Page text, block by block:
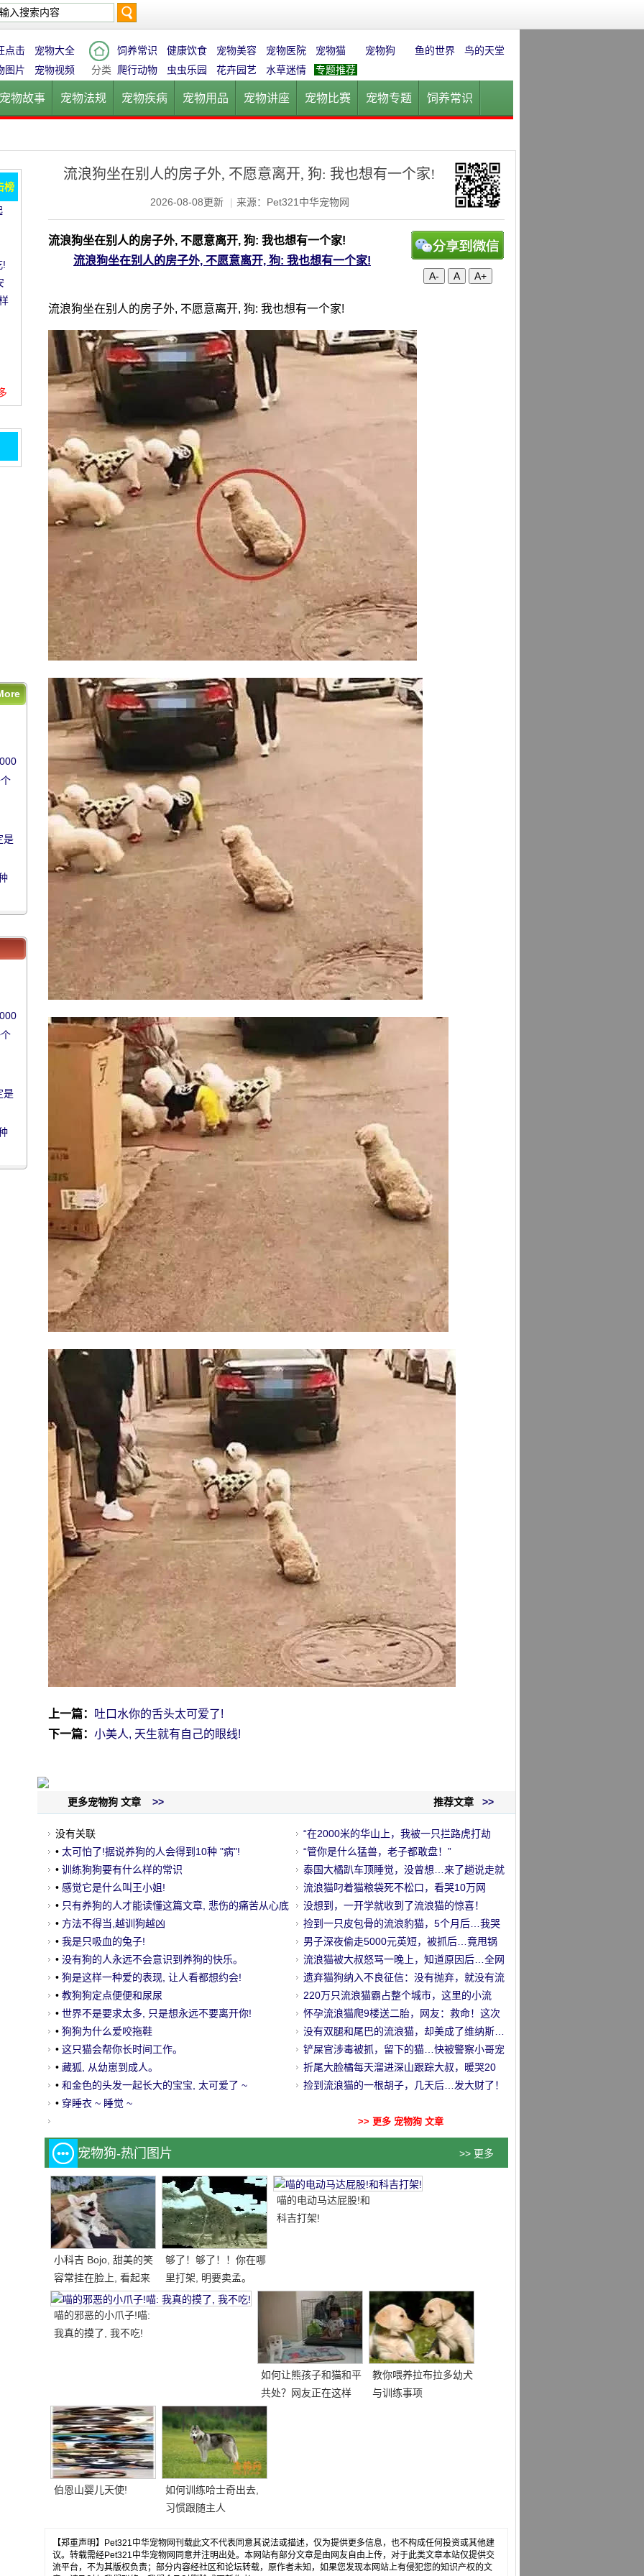
索
点击
宠物大全
图片
宠物视频 分类
饲养常识 健康饮食 宠物美容 宠物医院 宠物猫 宠物狗 鱼的世界
鸟的天堂
爬行动物
虫虫乐园 花卉园艺 水草迷情 专题推荐
宠物故事 宠物法规 宠物疾病 宠物用品 宠物讲座 宠物比赛 宠物专题 饲养常识
流浪狗坐在别人的房子外, 不愿意离开, 狗: 我也想有一个家!
2026-08-08更新 | 来源：Pet321中华宠物网
A- A A+
流浪狗坐在别人的房子外, 不愿意离开, 狗: 我也想有一个家!
流浪狗坐在别人的房子外, 不愿意离开, 狗: 我也想有一个家!
流浪狗坐在别人的房子外, 不愿意离开, 狗: 我也想有一个家!
上一篇：
吐口水你的舌头太可爱了!
下一篇： 小美人, 天生就有自己的眼线!
推荐文章 >>
更多宠物狗 文章 >>
“在2000米的华山上，我被一只拦路虎打劫
了…”
“管你是什么猛兽，老子都敢盘！”
泰国大橘趴车顶睡觉，没曾想…来了趟说走就
走的旅行哈哈哈！
流浪猫叼着猫粮袋死不松口，看哭10万网
友…
没想到，一开学就收到了流浪猫的惊喜！
捡到一只皮包骨的流浪豹猫，5个月后…我哭
了！！
男子深夜偷走5000元英短，被抓后…竟甩锅
给前女友！
流浪猫被大叔怒骂一晚上，知道原因后…全网
笑喷了！
遗弃猫狗纳入不良征信：没有抛弃，就没有流
浪！
220万只流浪猫霸占整个城市，这里的小流
浪…太幸福了！！
怀孕流浪猫爬9楼送二胎，网友：救命！这次
真养不起了…
没有双腿和尾巴的流浪猫，却美成了维纳斯…
铲屎官涉毒被抓，留下的猫…快被警察小哥宠
坏了！！
折尾大脸橘每天溜进深山跟踪大叔，暖哭20
万网友…
捡到流浪猫的一根胡子，几天后…发大财了！
没有关联
• 太可怕了!据说养狗的人会得到10种 "病"!
• 训练狗狗要有什么样的常识
• 感觉它是什么叫王小姐!
• 只有养狗的人才能读懂这篇文章, 悲伤的痛苦从心底
到
• 方法不得当,越训狗越凶
• 我是只吸血的兔子!
• 没有狗的人永远不会意识到养狗的快乐。
• 狗是这样一种爱的表现, 让人看都想约会!
• 教狗狗定点便便和尿尿
• 世界不是要求太多, 只是想永远不要离开你!
• 狗狗为什么爱咬拖鞋
• 这只猫会帮你长时间工作。
• 藏狐, 从幼崽到成人。
• 和金色的头发一起长大的宝宝, 太可爱了 ~
• 穿睡衣 ~ 睡觉 ~
>> 更多 宠物狗 文章
宠物狗-热门图片 >> 更多
小科吉 Bojo, 甜美的笑
容常挂在脸上, 看起来
每天都是超级快乐!爱
笑的小短腿, 太治愈!
够了！够了！！你在哪
里打架, 明要卖孟。
喵的电动马达屁股!和
科吉打架!
喵的邪恶的小爪子!喵:
我真的摸了, 我不吃!
如何让熊孩子和猫和平
共处？网友正在这样
送..。
教你喂养拉布拉多幼犬
与训练事项
伯恩山婴儿天使!
如何训练哈士奇出去,
习惯跟随主人
【郑重声明】Pet321中华宠物网刊载此文不代表同意其说法或描述，仅为提供更多信息，也不构成任何投资或其他建
议。转载需经Pet321中华宠物网同意并注明出处。本网站有部分文章是由网友自由上传，对于此类文章本站仅提供交
流平台，不为其版权负责；部分内容经社区和论坛转载，原作者未知，如果您发现本网站上有侵犯您的知识产权的文
榜
!
是
是
是